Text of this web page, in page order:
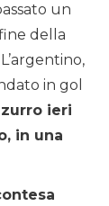
un
della
L’argentino,
in gol
ieri
in una